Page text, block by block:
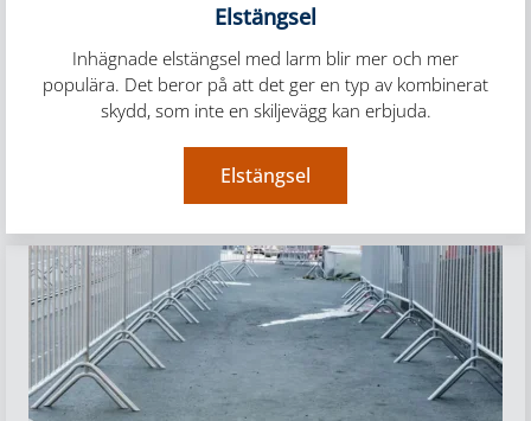
Elstängsel
Inhägnade elstängsel med larm blir mer och mer
populära. Det beror på att det ger en typ av kombinerat
skydd, som inte en skiljevägg kan erbjuda.
Elstängsel